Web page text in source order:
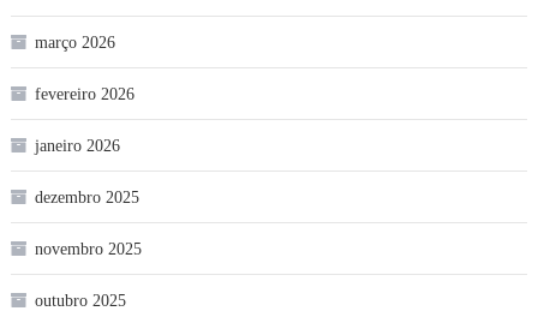
março 2026
fevereiro 2026
janeiro 2026
dezembro 2025
novembro 2025
outubro 2025